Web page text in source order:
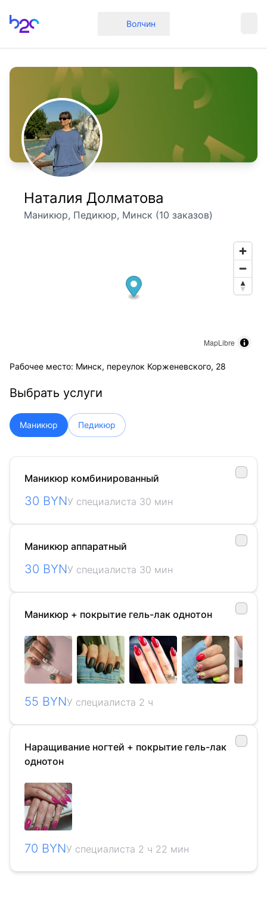
Главная Волчин
Наталия Долматова
Маникюр, Педикюр, Минск (10 заказов)
MapLibre
Рабочее место: Минск, переулок Корженевского, 28
Выбрать услуги
Маникюр Педикюр
Маникюр комбинированный
30 BYNУ специалиста 30 мин
Маникюр аппаратный
30 BYNУ специалиста 30 мин
Маникюр + покрытие гель-лак однотон
55 BYNУ специалиста 2 ч
Наращивание ногтей + покрытие гель-лак
однотон
70 BYNУ специалиста 2 ч 22 мин